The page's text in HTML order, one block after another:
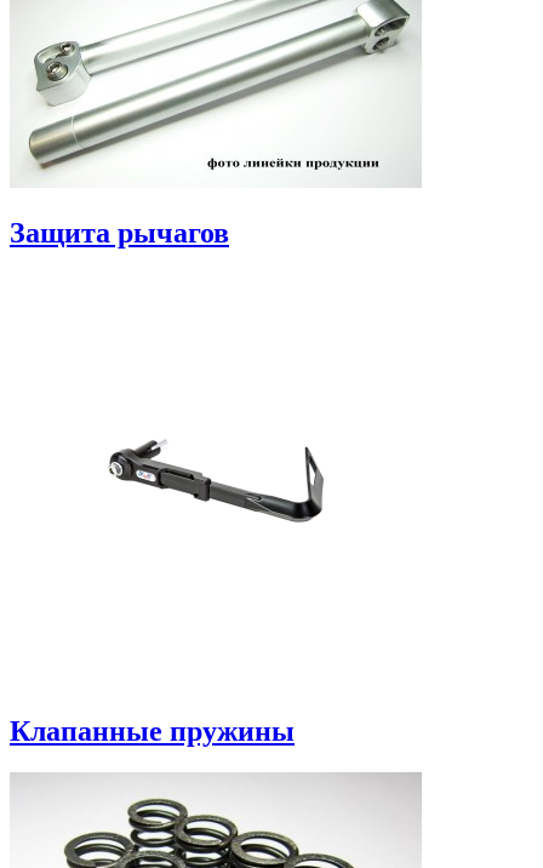
Защита рычагов
Клапанные пружины